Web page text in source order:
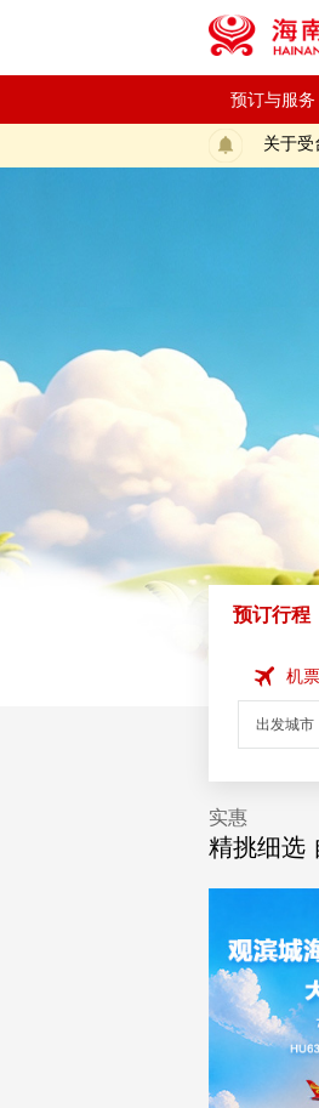
预订与服务
新海
新海
关于
海南航
关于受
关于受
关于受
关于海
新海
新海
关于
海南
关于
关于
关于
关于
新海
新海
关于
海南
关于受
关于
预订行程
机票
出发城市
实惠
精挑细选